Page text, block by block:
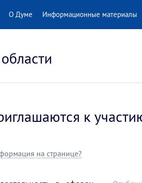
О Думе Информационные материалы
к
на странице?